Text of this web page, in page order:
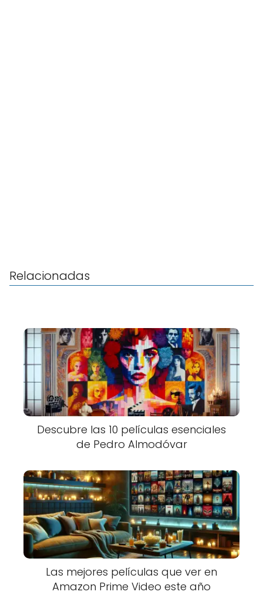
Relacionadas
Descubre las 10 películas esenciales
de Pedro Almodóvar
Las mejores películas que ver en
Amazon Prime Video este año